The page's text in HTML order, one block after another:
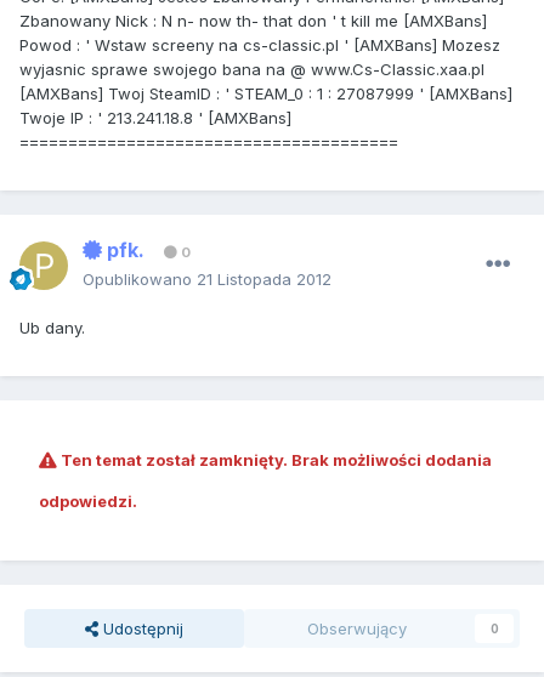
Zbanowany Nick : N n- now th- that don ' t kill me [AMXBans]
Powod : ' Wstaw screeny na cs-classic.pl ' [AMXBans] Mozesz
wyjasnic sprawe swojego bana na @ www.Cs-Classic.xaa.pl
[AMXBans] Twoj SteamID : ' STEAM_0 : 1 : 27087999 ' [AMXBans]
Twoje IP : ' 213.241.18.8 ' [AMXBans]
=======================================
pfk. 0
Opublikowano 21 Listopada 2012
Ub dany.
Ten temat został zamknięty. Brak możliwości dodania
odpowiedzi.
Udostępnij Obserwujący 0